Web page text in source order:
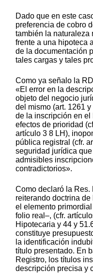
Dado que en este
preferencia de cobro
también la naturaleza
frente a una hipoteca
de la documentación
tales cargas y tales
Como ya señalo la
«El error en la
objeto del negocio
del mismo (art. 1261
de la inscripción en
efectos de prioridad
artículo 3 8 LH),
pública registral (cfr.
seguridad jurídica
admisibles
contradictorios».
Como declaró la Res.
reiterando doctrina
el elemento
folio real–, (cfr.
Hipotecaria y 44 y
constituye
la identificación
título presentado. En
Registro, los títulos
descripción precisa y